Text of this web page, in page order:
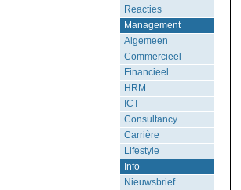
Reacties
Management
Algemeen
Commercieel
Financieel
HRM
ICT
Consultancy
Carrière
Lifestyle
Info
Nieuwsbrief